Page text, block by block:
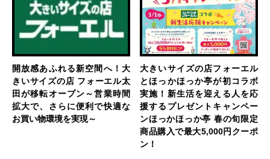
開放感あふれる新空間へ！大
きいサイズの店 フォーエル太
田が移転オープン～営業時間
拡大で、さらに便利で快適な
お買い物環境を実現～
大きいサイズの店フォーエル
とほっかほっか亭が初コラボ
実施！新生活を迎える人を応
援するプレゼントキャンペー
ンほっかほっか亭 春の旬限定
商品購入で最大5,000円クーポ
ン！